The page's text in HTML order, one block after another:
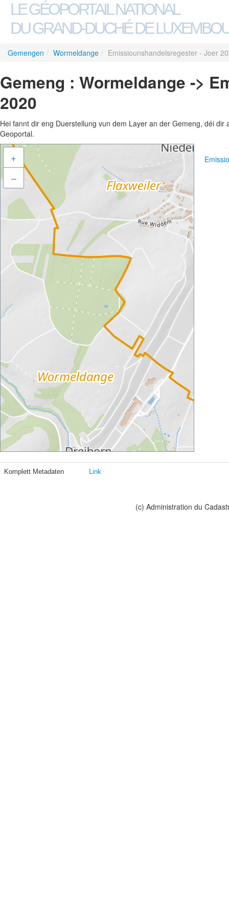
LE GÉOPORTAIL NATIONAL
DU GRAND-DUCHÉ DE
Gemengen / Wormeldange / Emissiounshandelsregester - Joer
Gemeng : Wormeldange ->
2020
Hei fannt dir eng Duerstellung vun dem Layer an der Gemeng, déi
Geoportal.
+
–
Komplett Metadaten Link
(c) Administration du